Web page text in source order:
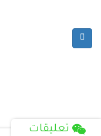
تعليقات